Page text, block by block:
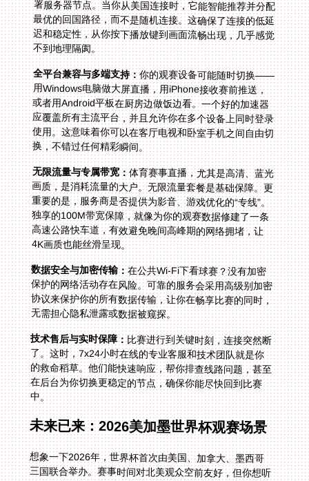
不到地理隔阂。
全平台兼容与多端支持：你的观赛设备可能随时切换——
用Windows电脑做大屏直播，用iPhone接收赛前推送，
或者用Android平板在厨房边做饭边看。一个好的加速器
应覆盖所有主流平台，并且允许你在多个设备上同时登录
使用。这意味着你可以在客厅电视和卧室手机之间自由切
换，不错过任何精彩瞬间。
无限流量与专属带宽：体育赛事直播，尤其是高清、蓝光
画质，是消耗流量的大户。无限流量套餐是基础保障。更
重要的是，服务商是否提供为影音、游戏优化的“专线”。
独享的100M带宽保障，就像为你的观赛数据修建了一条
高速公路快车道，有效避免晚间高峰期的网络拥堵，让
4K画质也能丝滑呈现。
数据安全与加密传输：在公共Wi-Fi下看球赛？没有加密
保护的网络活动存在风险。可靠的服务会采用高级别加密
协议来保护你的所有数据传输，让你在畅享比赛的同时，
无需担心隐私泄露或数据被窥探。
技术售后与实时保障：比赛进行到关键时刻，连接突然断
了。这时，7x24小时在线的专业客服和技术团队就是你
的救命稻草。他们能快速响应，帮你排查线路问题，甚至
在后台为你切换更稳定的节点，确保你能尽快回到比赛
中。
未来已来：2026美加墨世界杯观赛场景
想象一下2026年，世界杯首次由美国、加拿大、墨西哥
三国联合举办。赛事时间对北美观众空前友好，但你想听
的，可能还是中文解说那充满激情和熟悉梗的评述。届
时，你或许正和一群华人朋友在加拿大的家里聚会。通过
提前在电视、手机和笔记本上安装好加速器客户端，一键
连接回国线路。打开国内的直播平台，你们不仅能以超低
延迟观看东道主美国的比赛，还能用熟悉的母语讨论战
术、调侃球员，仿佛从未离开过国内的那个周末客厅。稳
定的连接让多机位切换、实时数据统计等互动功能都毫无